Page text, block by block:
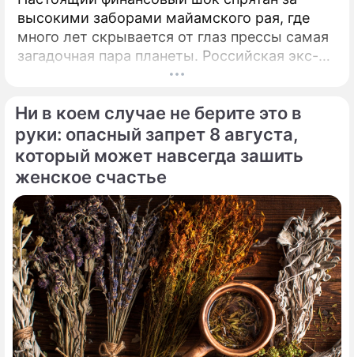
высокими заборами майамского рая, где
много лет скрывается от глаз прессы самая
загадочная пара планеты. Российская экс-
теннисистка Анна Курникова и испанский
двадцати лет удерживают статус одной из
самых закрытых и непубличных пар
мирового шоу-бизнеса.
Ни в коем случае не берите это в
руки: опасный запрет 8 августа,
который может навсегда зашить
женское счастье